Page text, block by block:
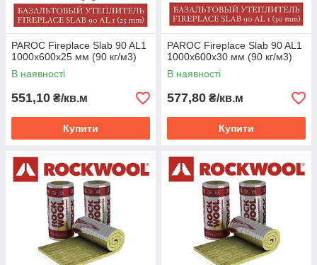
PAROC Fireplace Slab 90 AL1
1000х600х25 мм (90 кг/м3)
В наявності
551,10 ₴/кв.м
Купити
PAROC Fireplace Slab 90 AL1
1000х600х30 мм (90 кг/м3)
В наявності
577,80 ₴/кв.м
Купити